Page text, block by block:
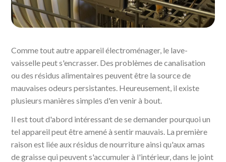
Comme tout autre appareil électroménager, le lave-
vaisselle peut s'encrasser. Des problèmes de canalisation
ou des résidus alimentaires peuvent être la source de
mauvaises odeurs persistantes. Heureusement, il existe
plusieurs manières simples d'en venir à bout.
Il est tout d'abord intéressant de se demander pourquoi un
tel appareil peut être amené à sentir mauvais. La première
raison est liée aux résidus de nourriture ainsi qu'aux amas
de graisse qui peuvent s'accumuler à l'intérieur, dans le joint